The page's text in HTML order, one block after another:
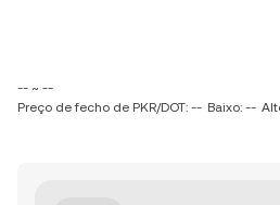
-- ~ --
Preço de fecho de PKR/DOT: -- Baixo: --